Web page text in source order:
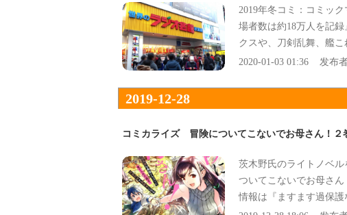
2019年冬コミ：コミッ
場者数は約18万人を記
クスや、刀剣乱舞、艦
並んだ』などで、令和
2020-01-03 01:36 发布者
2019-12-28
コミカライズ 冒険についてこないでお母さん！
茨木野氏のライトノベル
ついてこないでお母さ
情報は『ますます過保